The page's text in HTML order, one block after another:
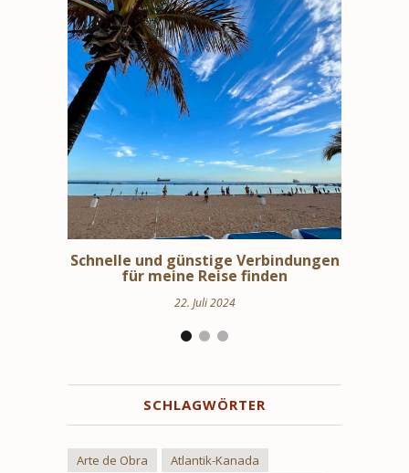
Schweden Urlaub – Haus am See in
Uppland
24. März 2024
SCHLAGWÖRTER
Arte de Obra
Atlantik-Kanada